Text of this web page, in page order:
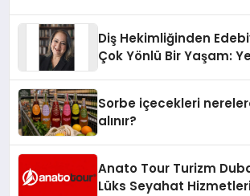
Diş Hekimliğinden
Çok Yönlü Bir Yaşam:
Sorbe içecekleri
alınır?
Anato Tour Turizm
Lüks Seyahat